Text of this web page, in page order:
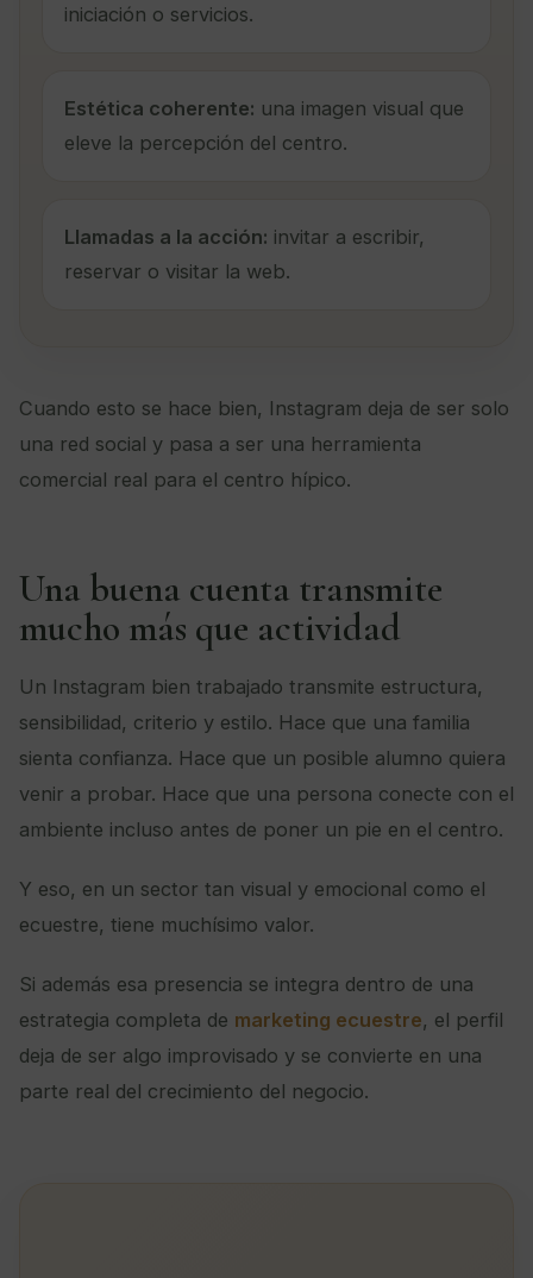
iniciación o servicios.
Estética coherente: una imagen visual que
eleve la percepción del centro.
Llamadas a la acción: invitar a escribir,
reservar o visitar la web.
Cuando esto se hace bien, Instagram deja de ser solo
una red social y pasa a ser una herramienta
comercial real para el centro hípico.
Una buena cuenta transmite
mucho más que actividad
Un Instagram bien trabajado transmite estructura,
sensibilidad, criterio y estilo. Hace que una familia
sienta confianza. Hace que un posible alumno quiera
venir a probar. Hace que una persona conecte con el
ambiente incluso antes de poner un pie en el centro.
Y eso, en un sector tan visual y emocional como el
ecuestre, tiene muchísimo valor.
Si además esa presencia se integra dentro de una
estrategia completa de marketing ecuestre, el perfil
deja de ser algo improvisado y se convierte en una
parte real del crecimiento del negocio.